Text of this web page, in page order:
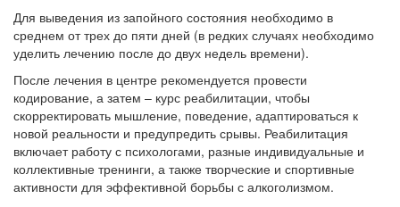
Для выведения из запойного состояния необходимо в
среднем от трех до пяти дней (в редких случаях необходимо
уделить лечению после до двух недель времени).
После лечения в центре рекомендуется провести
кодирование, а затем – курс реабилитации, чтобы
скорректировать мышление, поведение, адаптироваться к
новой реальности и предупредить срывы. Реабилитация
включает работу с психологами, разные индивидуальные и
коллективные тренинги, а также творческие и спортивные
активности для эффективной борьбы с алкоголизмом.